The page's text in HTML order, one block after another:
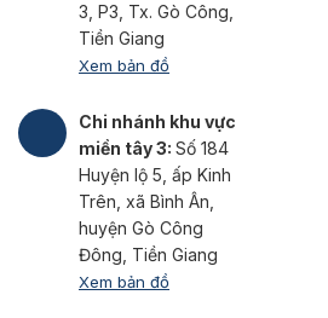
3, P3, Tx. Gò Công,
Tiền Giang
Xem bản đồ
Chi nhánh khu vực
miền tây 3: Số 184
Huyện lộ 5, ấp Kinh
Trên, xã Bình Ân,
huyện Gò Công
Đông, Tiền Giang
Xem bản đồ